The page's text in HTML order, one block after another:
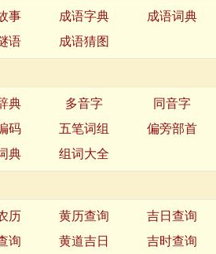
事 成语字典
成语词典
语 成语猜图
典 多音字
同音字
码 五笔词组
偏旁部首
典 组词大全
历 黄历查询
吉日查询
询 黄道吉日
吉时查询